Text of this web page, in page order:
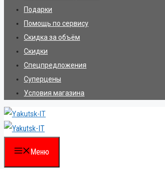
Подарки
Помощь по сервису
Скидка за объём
Скидки
Спецпредложения
Суперцены
Условия магазина
Меню